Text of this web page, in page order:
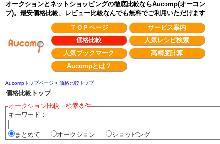
オークションとネットショッピングの徹底比較ならAucomp(オーコン
プ)。最安価格比較、レビュー比較なんでも無料でご利用いただけます
ＴＯＰページ
サービス案内
価格比較
人気レシピ検索
人気ブックマーク
高精度計算
Aucompとは？
Aucompトップページ >価格比較トップ
価格比較トップ
オークション比較 検索条件
キーワード：
まとめて オークション
ショッピング